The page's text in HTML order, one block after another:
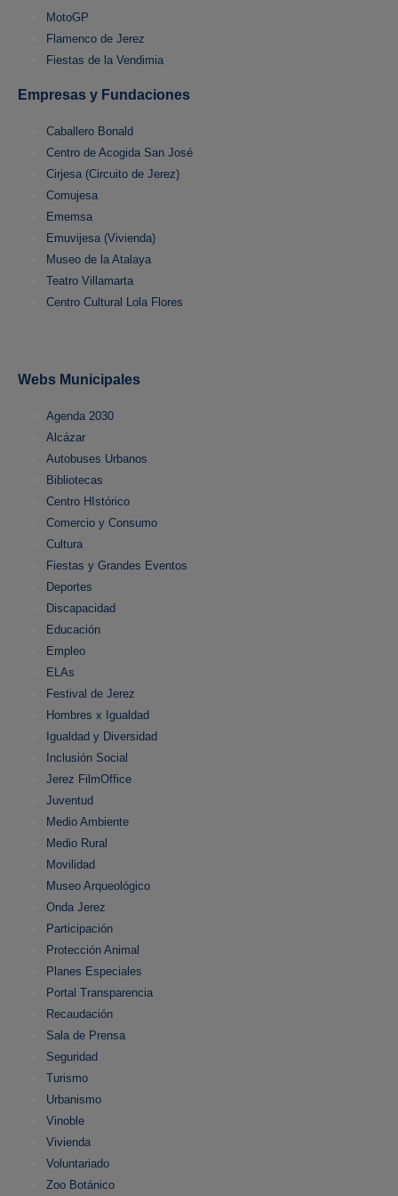
MotoGP
Flamenco de Jerez
Fiestas de la Vendimia
Empresas y Fundaciones
Caballero Bonald
Centro de Acogida San José
Cirjesa (Circuito de Jerez)
Comujesa
Ememsa
Emuvijesa (Vivienda)
Museo de la Atalaya
Teatro Villamarta
Centro Cultural Lola Flores
Webs Municipales
Agenda 2030
Alcázar
Autobuses Urbanos
Bibliotecas
Centro HIstórico
Comercio y Consumo
Cultura
Fiestas y Grandes Eventos
Deportes
Discapacidad
Educación
Empleo
ELAs
Festival de Jerez
Hombres x Igualdad
Igualdad y Diversidad
Inclusión Social
Jerez FilmOffice
Juventud
Medio Ambiente
Medio Rural
Movilidad
Museo Arqueológico
Onda Jerez
Participación
Protección Animal
Planes Especiales
Portal Transparencia
Recaudación
Sala de Prensa
Seguridad
Turismo
Urbanismo
Vinoble
Vivienda
Voluntariado
Zoo Botánico